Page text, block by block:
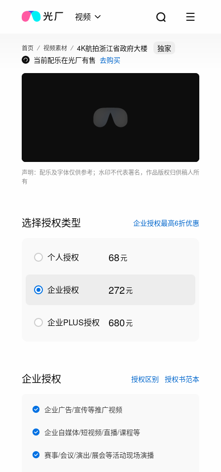
视频
首页 视频素材 4K航拍浙江省政府大楼
独家
当前配乐在光厂有售 去购买
声明：配乐及字体仅供参考；水印不代表署名，作品版权归供稿人所
有
选择授权类型 企业授权最高6折优惠
个人授权 68元
企业授权 272元
企业PLUS授权 680元
企业授权 授权区别 授权书范本
企业广告/宣传等推广视频
企业自媒体/短视频/直播/课程等
赛事/会议/演出/展会等活动现场演播